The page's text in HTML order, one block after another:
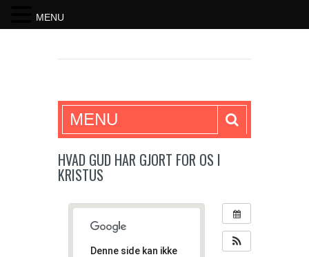
SKRIFTEN
MENU
HVAD GUD HAR GJORT FOR OS I
KRISTUS
Denne side kan ikke
MENU